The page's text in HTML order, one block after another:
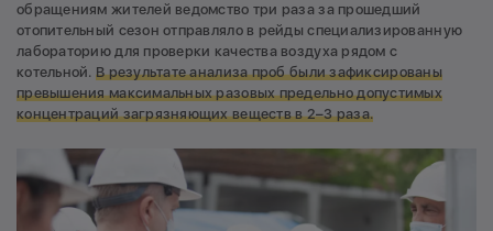
обращениям жителей ведомство три раза за прошедший
отопительный сезон отправляло в рейды специализированную
лабораторию для проверки качества воздуха рядом с
котельной. В результате анализа проб были зафиксированы
превышения максимальных разовых предельно допустимых
концентраций загрязняющих веществ в 2–3 раза.